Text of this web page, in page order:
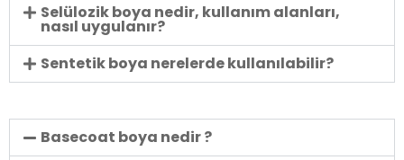
Selülozik boya nedir, kullanım alanları,
nasıl uygulanır?
Sentetik boya nerelerde kullanılabilir?
Basecoat boya nedir ?